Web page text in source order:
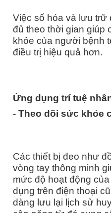
Việc số hóa và lưu
đủ theo thời gian giúp
khỏe của người bệnh
điều trị hiệu quả hơn.
Ứng dụng trí tuệ
- Theo dõi sức khỏe
Các thiết bị đeo như
vòng tay thông minh
mức độ hoạt động
dụng trên điện thoại
dàng lưu lại lịch sử